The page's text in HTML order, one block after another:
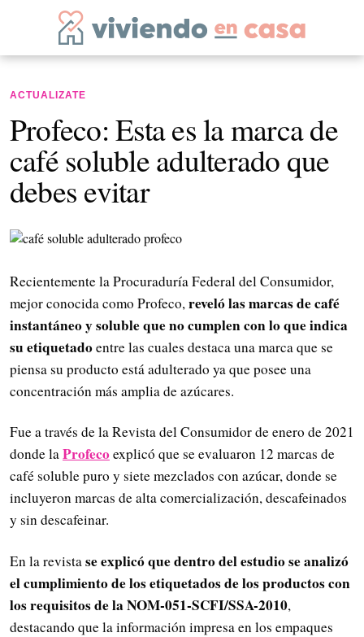
ACTUALIZATE
Profeco: Esta es la marca de
café soluble adulterado que
debes evitar
Recientemente la Procuraduría Federal del Consumidor,
mejor conocida como Profeco,reveló las marcas de café
instantáneo y soluble que no cumplen con lo que indica
su etiquetadoentre las cuales destaca una marca que se
piensa su producto está adulterado ya que posee una
concentración más amplia de azúcares.
Fue a través de la Revista del Consumidor de enero de 2021
donde laProfecoexplicó que se evaluaron 12 marcas de
café soluble puro y siete mezclados con azúcar, donde se
incluyeron marcas de alta comercialización, descafeinados
y sin descafeinar.
En la revistase explicó que dentro del estudio se analizó
el cumplimiento de los etiquetados de los productos con
los requisitos de la NOM-051-SCFI/SSA-2010,
destacando que la información impresa en los empaques